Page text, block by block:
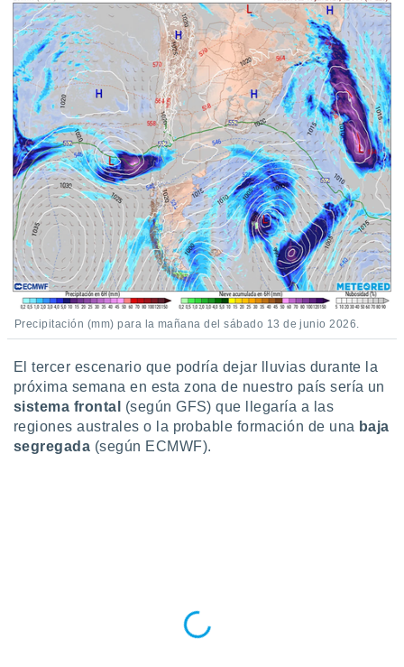
del
de
o a través
de
de
de
uso de
con el
e
mediante
publicidad
de
1199
Precipitación (mm) para la mañana del sábado 13 de junio 2026.
El tercer escenario que podría dejar lluvias durante la
próxima semana en esta zona de nuestro país sería un
sistema frontal
(según GFS) que llegaría a las
regiones australes o la probable formación de una baja
segregada (según ECMWF).